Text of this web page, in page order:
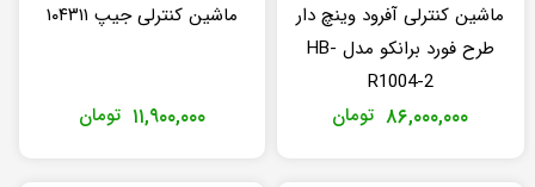
ماشین کنترلی آفرود وینچ دار
طرح فورد برانکو مدل HB-
R1004-2
۸۶,۰۰۰,۰۰۰ تومان
ماشین کنترلی جیپ ۱۰۴۳۱۱
۱۱,۹۰۰,۰۰۰ تومان